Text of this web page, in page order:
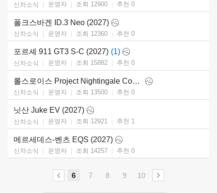
신차소식 운영자 조회 12900 추천 0
폴크스바겐 ID.3 Neo (2027)
신차소식 운영자 조회 12360 추천 0
포르셰 911 GT3 S-C (2027) (1)
신차소식 운영자 조회 15882 추천 0
롤스로이스 Project Nightingale Concept (2026)
신차소식 운영자 조회 13500 추천 0
닛산 Juke EV (2027)
신차소식 운영자 조회 12921 추천 1
메르세데스-벤츠 EQS (2027)
신차소식 운영자 조회 14257 추천 0
6 7 8 9 10